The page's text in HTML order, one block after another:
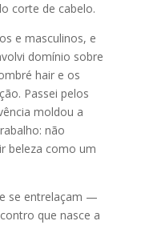
corte de cabelo.
e masculinos, e
domínio sobre
hair e os
Passei pelos
moldou a
não
beleza como um
se entrelaçam —
que nasce a